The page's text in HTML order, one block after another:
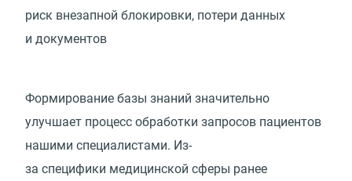
риск внезапной блокировки, потери данных
и документов
Формирование базы знаний значительно
улучшает процесс обработки запросов пациентов
нашими специалистами. Из-
за специфики медицинской сферы ранее